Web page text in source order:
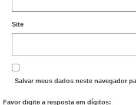
Site
Salvar meus dados neste navegador
Favor digite a resposta em dígitos: